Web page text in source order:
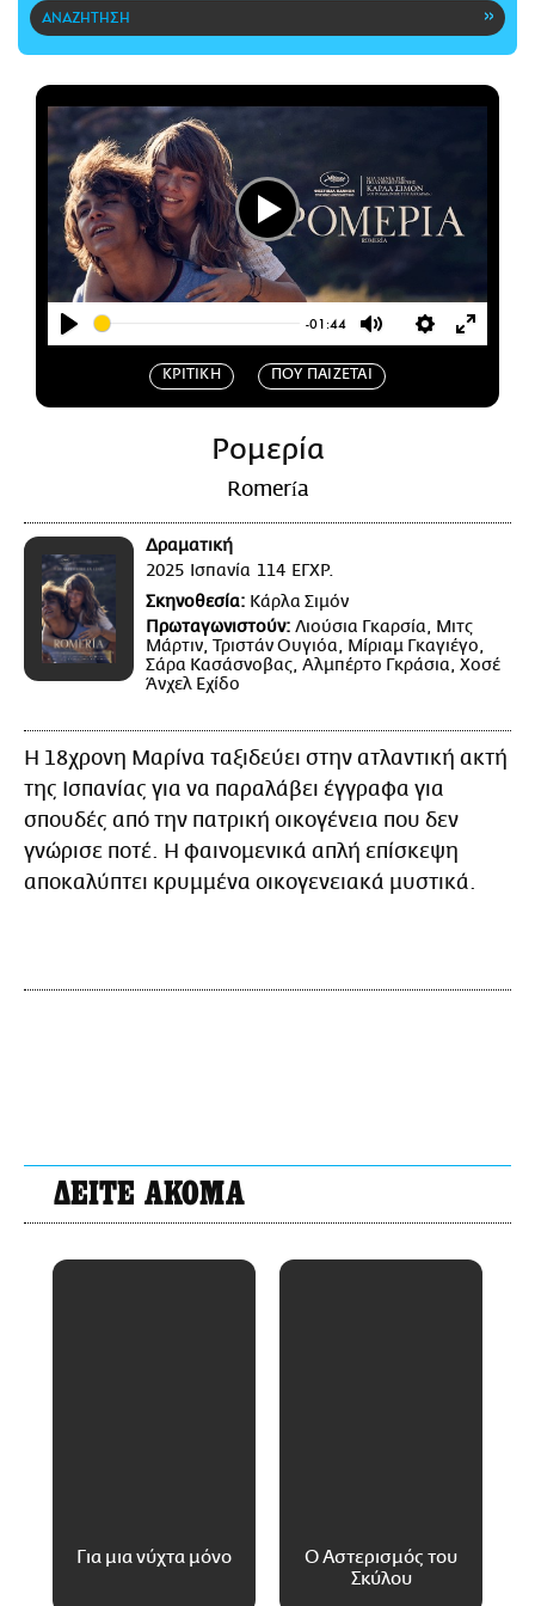
CITY GUIDE
ΑΜΠΑ
PRINT
Play
-01:44
Mute Settings
Enter
Play
ΚΡΙΤΙΚΗ ΠΟΥ ΠΑΙΖΕΤΑΙ
Ρομερία
Romería
Δραματική
2025 Ισπανία 114 ΕΓΧΡ.
Σκηνοθεσία: Κάρλα Σιμόν
Πρωταγωνιστούν: Λιούσια Γκαρσία, Μιτς
Μάρτιν, Τριστάν Ουγιόα, Μίριαμ Γκαγιέγο,
Σάρα Κασάσνοβας, Αλμπέρτο Γκράσια, Χοσέ
Άνχελ Εχίδο
Η 18χρονη Μαρίνα ταξιδεύει στην ατλαντική ακτή
της Ισπανίας για να παραλάβει έγγραφα για
σπουδές από την πατρική οικογένεια που δεν
γνώρισε ποτέ. Η φαινομενικά απλή επίσκεψη
αποκαλύπτει κρυμμένα οικογενειακά μυστικά.
ΔΕΙΤΕ ΑΚΟΜΑ
Για μια νύχτα μόνο
Ο Αστερισμός του
Σκύλου